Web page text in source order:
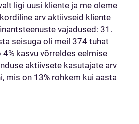
ligi uusi kliente ja me oleme
arv aktiivseid kliente
vajadused: 31.
seisuga oli meil 374 tuhat
4% kasvu võrreldes eelmise
aktiivsete kasutajate arv
mis on 13% rohkem kui aasta